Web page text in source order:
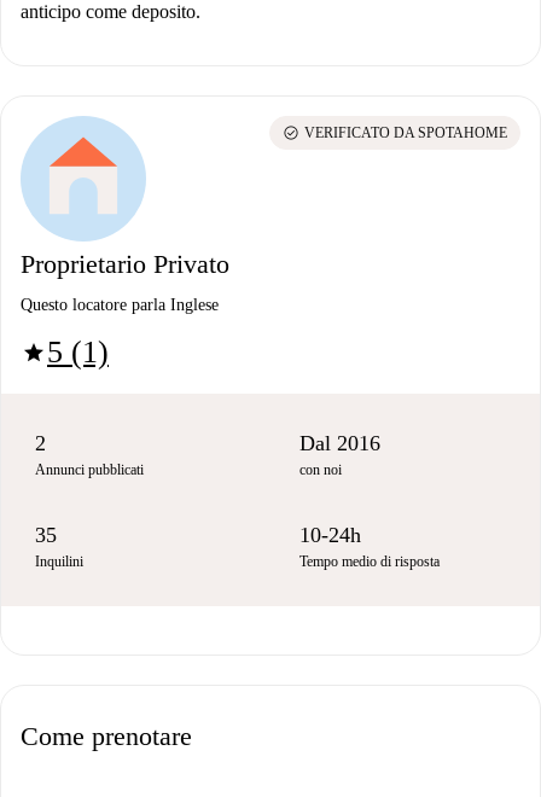
anticipo come deposito.
Proprietario Privato
Questo locatore parla Inglese
star5 (1)
check_circle VERIFICATO DA SPOTAHOME
2
Annunci pubblicati
Dal 2016
con noi
35
Inquilini
10-24h
Tempo medio di risposta
Come prenotare